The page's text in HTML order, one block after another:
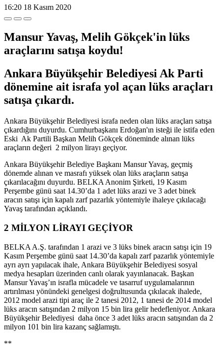
16:20 18 Kasım 2020
Mansur Yavaş, Melih Gökçek'in lüks
araçlarını satışa koydu!
Ankara Büyükşehir Belediyesi Ak Parti
dönemine ait israfa yol açan lüks araçları
satışa çıkardı.
Ankara Büyükşehir Belediyesi israfa neden olan lüks araçları satışa
çıkardığını duyurdu. Cumhurbaşkanı Erdoğan'ın isteği ile istifa eden
Eski Ak Partili Başkan Melih Gökçek döneminde alınan lüks
araçların değeri 2 milyon lirayı geçiyor.
Ankara Büyükşehir Belediye Başkanı Mansur Yavaş, geçmiş
dönemde alınan ve masrafı yüksek olan lüks araçların satışa
çıkarılacağını duyurdu. BELKA Anonim Şirketi, 19 Kasım
Perşembe günü saat 14.30’da 1 adet lüks arazi ve 3 adet binek
aracın satışı için kapalı zarf pazarlık yöntemiyle ihaleye çıkılacağı
Yavaş tarafından açıklandı.
2 MİLYON LİRAYI GEÇİYOR
BELKA A.Ş. tarafından 1 arazi ve 3 lüks binek aracın satışı için 19
Kasım Perşembe günü saat 14.30’da kapalı zarf pazarlık yöntemiyle
ayrı ayrı yapılacak ihale, Ankara Büyükşehir Belediyesi sosyal
medya hesapları üzerinden canlı olarak yayınlanacak. Başkan
Mansur Yavaş’ın israfla mücadele ve tasarruf uygulamalarının
artırılması yönündeki genelgesi doğrultusunda çıkılacak ihalede,
2012 model arazi tipi araç ile 2 tanesi 2012, 1 tanesi de 2014 model
lüks aracın satışından 2 milyon 15 bin lira gelir hedefleniyor. Ankara
Büyükşehir Belediyesi daha önce 3 adet lüks aracın satışından da 2
milyon 101 bin lira kazanç sağlamıştı.
**